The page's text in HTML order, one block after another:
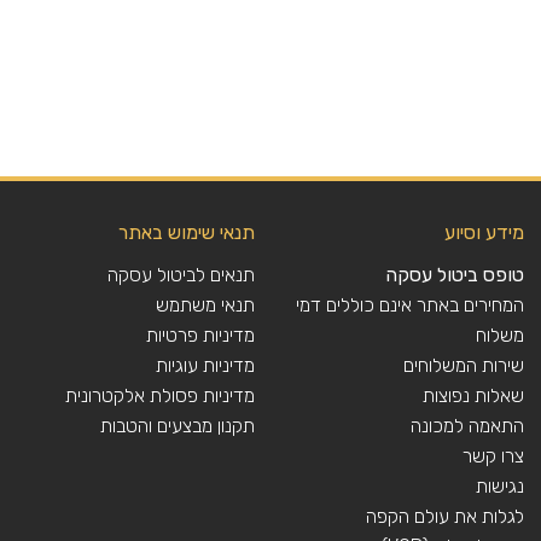
מידע וסיוע
טופס ביטול עסקה
המחירים באתר אינם כוללים דמי
משלוח
שירות המשלוחים
שאלות נפוצות
התאמה למכונה
צרו קשר
נגישות
לגלות את עולם הקפה
תנאי שימוש באתר
תנאים לביטול עסקה
תנאי משתמש
מדיניות פרטיות
מדיניות עוגיות
מדיניות פסולת אלקטרונית
תקנון מבצעים והטבות